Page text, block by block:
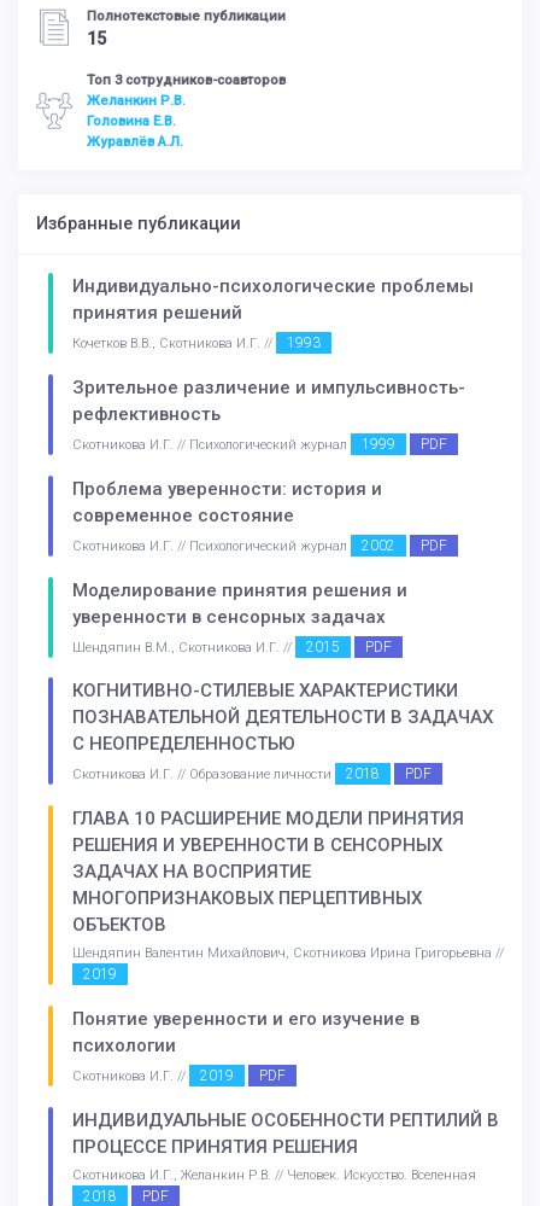
Полнотекстовые публикации
15
Топ 3 сотрудников-соавторов
Желанкин Р.В.
Головина Е.В.
Журавлёв А.Л.
Избранные публикации
Индивидуально-психологические проблемы
принятия решений
Кочетков В.В., Скотникова И.Г. // 1993
Зрительное различение и импульсивность-
рефлективность
Скотникова И.Г. // Психологический журнал 1999 PDF
Проблема уверенности: история и
современное состояние
Скотникова И.Г. // Психологический журнал 2002 PDF
Моделирование принятия решения и
уверенности в сенсорных задачах
Шендяпин В.М., Скотникова И.Г. // 2015 PDF
КОГНИТИВНО-СТИЛЕВЫЕ ХАРАКТЕРИСТИКИ
ПОЗНАВАТЕЛЬНОЙ ДЕЯТЕЛЬНОСТИ В ЗАДАЧАХ
С НЕОПРЕДЕЛЕННОСТЬЮ
Скотникова И.Г. // Образование личности 2018 PDF
ГЛАВА 10 РАСШИРЕНИЕ МОДЕЛИ ПРИНЯТИЯ
РЕШЕНИЯ И УВЕРЕННОСТИ В СЕНСОРНЫХ
ЗАДАЧАХ НА ВОСПРИЯТИЕ
МНОГОПРИЗНАКОВЫХ ПЕРЦЕПТИВНЫХ
ОБЪЕКТОВ
Шендяпин Валентин Михайлович, Скотникова Ирина Григорьевна //
2019
Понятие уверенности и его изучение в
психологии
Скотникова И.Г. // 2019 PDF
ИНДИВИДУАЛЬНЫЕ ОСОБЕННОСТИ РЕПТИЛИЙ В
ПРОЦЕССЕ ПРИНЯТИЯ РЕШЕНИЯ
Скотникова И.Г., Желанкин Р.В. // Человек. Искусство. Вселенная
2018 PDF